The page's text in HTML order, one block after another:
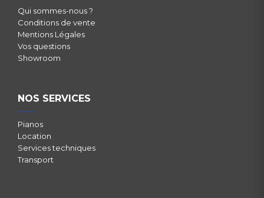
Qui sommes-nous ?
Conditions de vente
Mentions Légales
Vos questions
Showroom
NOS SERVICES
Pianos
Location
Services techniques
Transport